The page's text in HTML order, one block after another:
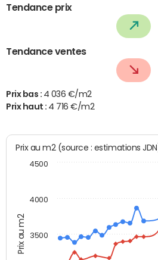
Tendance prix
Tendance ventes
Prix bas : 4 036 €/m2
Prix haut : 4 716 €/m2
Prix au m2
Prix au m2 (source : estimations
3500
4000
4500